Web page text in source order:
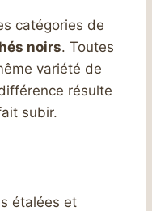
catégories de
noirs. Toutes
variété de
résulte
subir.
étalées et